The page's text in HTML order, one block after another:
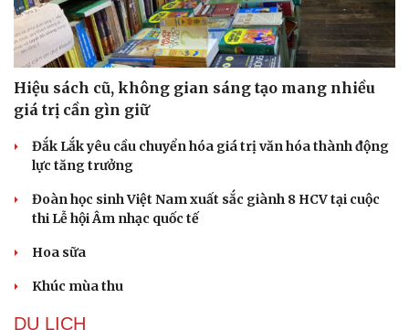
Tư vấn
Săn Tour
Hiệu sách cũ, không gian sáng tạo mang nhiều
giá trị cần gìn giữ
Đắk Lắk yêu cầu chuyển hóa giá trị văn hóa thành động
lực tăng trưởng
Đoàn học sinh Việt Nam xuất sắc giành 8 HCV tại cuộc
thi Lễ hội Âm nhạc quốc tế
Hoa sữa
Khúc mùa thu
DU LỊCH